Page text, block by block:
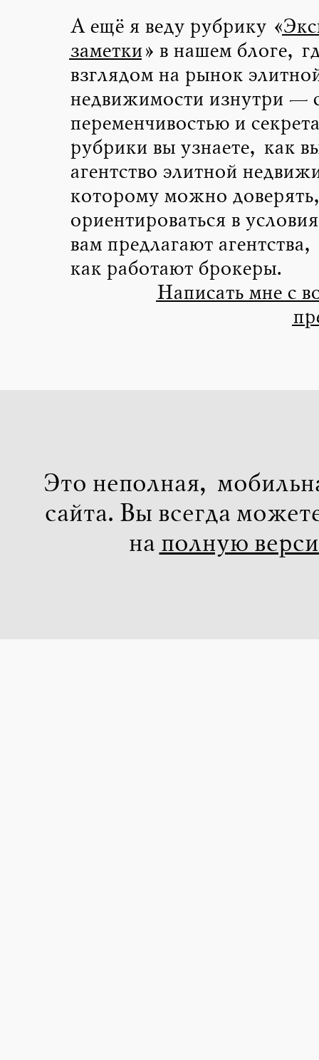
А ещё я веду рубрику «
заметки » в нашем блоге,
взглядом на рынок
недвижимости изнутри —
переменчивостью и
рубрики вы узнаете, как
агентство элитной
которому можно
ориентироваться в
вам предлагают
как работают брокеры.
Написать мне с
Это неполная,
сайта. Вы всегда
на полную